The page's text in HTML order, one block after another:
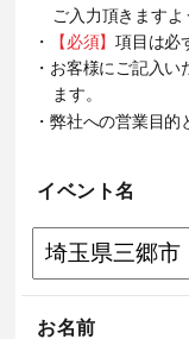
ご入力頂きますよ
・
【必須】項目は必
・お客様にご記入
ます。
・弊社への営業目的
イベント名
お名前